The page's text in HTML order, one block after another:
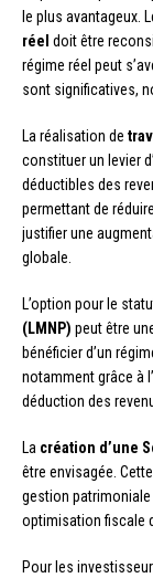
le plus avantageux.
réel doit être
régime réel peut
sont significatives,
La réalisation de
constituer un levier
déductibles des
permettant de
justifier une
globale.
L’option pour le
(LMNP) peut être
bénéficier d’un
notamment grâce à
déduction des
La création d’une
être envisagée.
gestion
optimisation fiscale
Pour les